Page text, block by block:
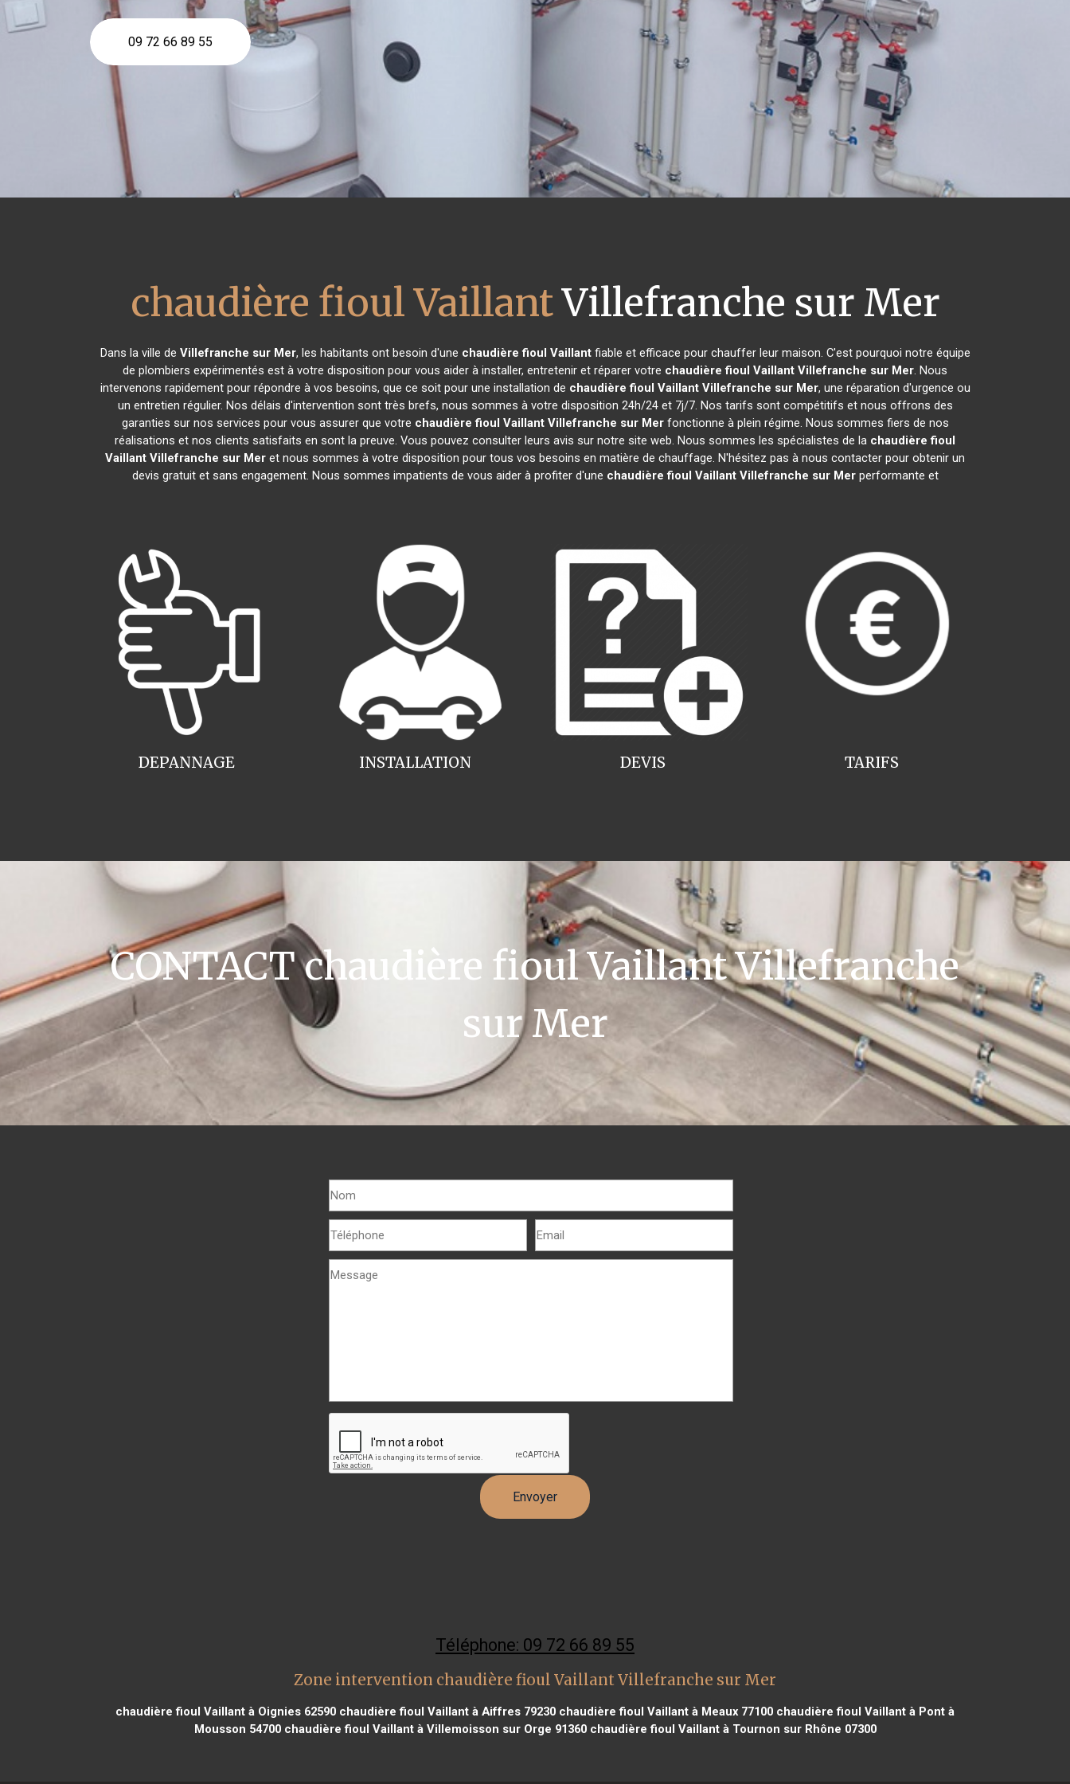
09 72 66 89 55
chaudière fioul VaillantVillefranche sur Mer
Dans la ville de Villefranche sur Mer, les habitants ont besoin d'une chaudière fioul Vaillantfiable et efficace pour chauffer leur maison. C'est pourquoi notre équipe
de plombiers expérimentés est à votre disposition pour vous aider à installer, entretenir et réparer votre chaudière fioul Vaillant Villefranche sur Mer. Nous
intervenons rapidement pour répondre à vos besoins, que ce soit pour une installation de chaudière fioul Vaillant Villefranche sur Mer, une réparation d'urgence ou
un entretien régulier. Nos délais d'intervention sont très brefs, nous sommes à votre disposition 24h/24 et 7j/7. Nos tarifs sont compétitifs et nous offrons des
garanties sur nos services pour vous assurer que votre chaudière fioul Vaillant Villefranche sur Merfonctionne à plein régime. Nous sommes fiers de nos
réalisations et nos clients satisfaits en sont la preuve. Vous pouvez consulter leurs avis sur notre site web. Nous sommes les spécialistes de la chaudière fioul
Vaillant Villefranche sur Mer et nous sommes à votre disposition pour tous vos besoins en matière de chauffage. N'hésitez pas à nous contacter pour obtenir un
devis gratuit et sans engagement. Nous sommes impatients de vous aider à profiter d'une chaudière fioul Vaillant Villefranche sur Merperformante et
INSTALLATION
DEPANNAGE TARIFS
DEVIS
CONTACT chaudière fioul Vaillant Villefranche
sur Mer
Téléphone: 09 72 66 89 55
Zone intervention chaudière fioul Vaillant Villefranche sur Mer
chaudière fioul Vaillant à Oignies 62590 chaudière fioul Vaillant à Aiffres 79230 chaudière fioul Vaillant à Meaux 77100 chaudière fioul Vaillant à Pont à
Mousson 54700chaudière fioul Vaillant à Villemoisson sur Orge 91360chaudière fioul Vaillant à Tournon sur Rhône 07300